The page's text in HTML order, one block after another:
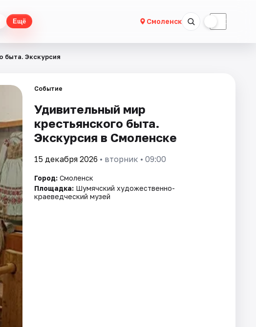
Ещё Смоленск ☾
быта. Экскурсия
Событие
Удивительный мир
крестьянского быта.
Экскурсия в Смоленске
15 декабря 2026 • вторник • 09:00
Город: Смоленск
Площадка: Шумячский художественно-
краеведческий музей